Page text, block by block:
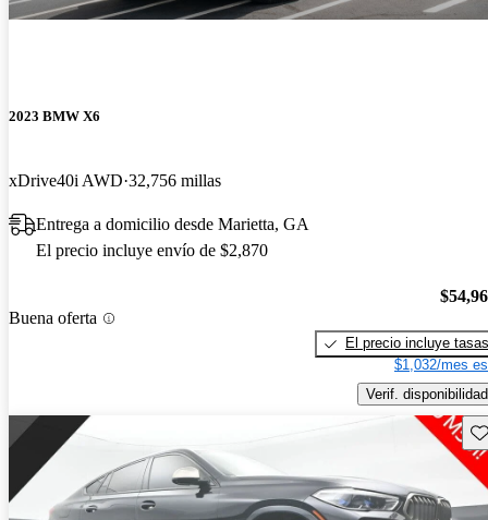
2023 BMW X6
xDrive40i AWD 32,756 millas
Entrega a domicilio desde Marietta, GA
El precio incluye envío de $2,870
Buena oferta
El precio incluye tasas
$1,032/mes
Verif. disponibilidad